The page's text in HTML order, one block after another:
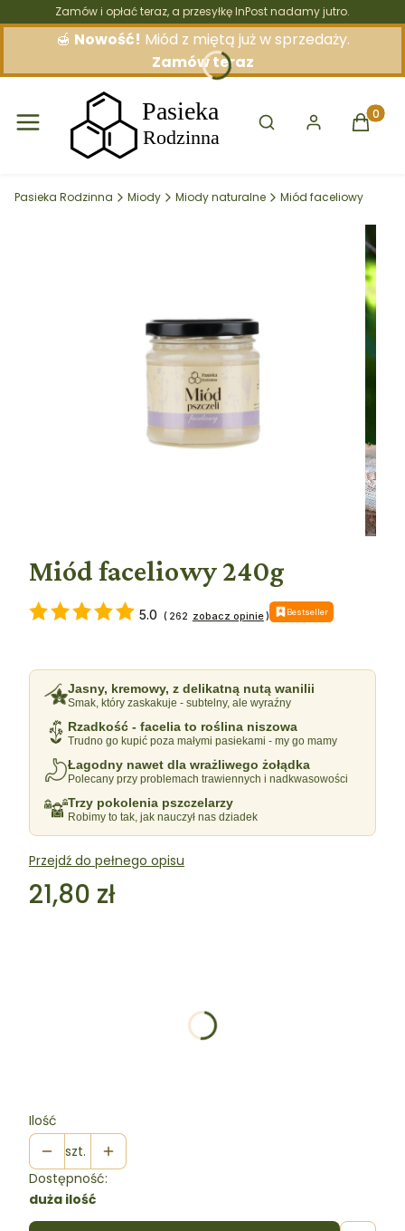
Zamów i opłać teraz, a przesyłkę InPost nadamy jutro.
🍯 Nowość! Miód z miętą już w sprzedaży.
Zamów teraz
Otwórz wyszukiwarkę
Pasieka Rodzinna Miody Miody naturalne Miód faceliowy
Miód faceliowy 240g
5.0 ( 262 ) Bestseller
Jasny, kremowy, z delikatną nutą wanilii
Smak, który zaskakuje - subtelny, ale wyraźny
Rzadkość - facelia to roślina niszowa
Trudno go kupić poza małymi pasiekami - my go mamy
Łagodny nawet dla wrażliwego żołądka
Polecany przy problemach trawiennych i nadkwasowości
Trzy pokolenia pszczelarzy
Robimy to tak, jak nauczył nas dziadek
Przejdź do pełnego opisu
Cena
21,80 zł
Ilość
szt.
Dostępność:
duża ilość